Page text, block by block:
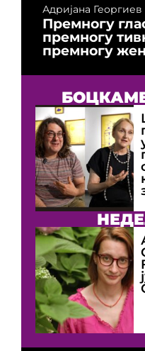
Адријана Георгиев
Премногу
премногу
премногу